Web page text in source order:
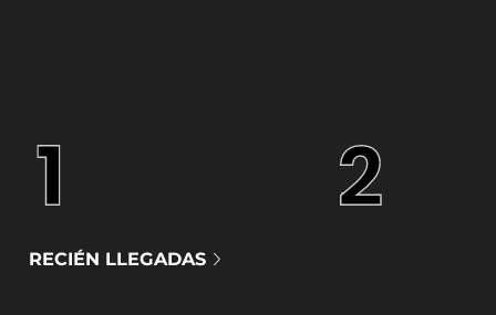
RECIÉN LLEGADAS